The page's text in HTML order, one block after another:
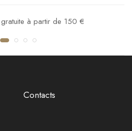
à partir de 150 €
Contacts